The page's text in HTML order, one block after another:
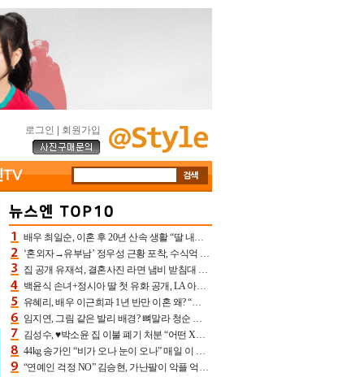
로그인 회원가입
배우 최일순, 이혼 후 20년 산속 생활 “딸 내가 버렸다고 원망‥맘 아파”(특종)[어제TV]
‘혼외자→유부남’ 정우성 근황 포착, 수식억 해킹 피해 후배 만났다 “존경하는”
집 공개 유재석, 결혼사진 라면 냄비 받침대 되고 분노‥가족사진도 피해(놀뭐)[어제TV]
백윤식 손녀+정시아 딸 첫 유화 공개, LA 아트쇼→서울국제조각페스타 작가다운 수준급 실력
유혜리, 배우 이근희과 1년 반만 이혼 왜? “식칼 꽂고 의자 던져” 충격 폭로(특종)[어제TV]
임지연, 그림 같은 발리 배경? 뼈말라 청순 비키니 핏에 상대 안 되네
김성수, ♥박소윤 집 이불 폐기 처분 “어떤 X이랑 썼을지 몰라” 질투(신랑수업2)[어제TV]
44kg 송가인 “비가 오나 눈이 오나” 매일 이 운동, 허벅지 근육량 상승+체지방 감소
“연예인 걱정 NO” 김승현, 가난팔이 악플 억울할만‥아내+딸과 日 여행